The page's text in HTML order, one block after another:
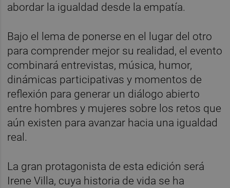
abordar la igualdad desde la empatía.
Bajo el lema de ponerse en el lugar del otro
para comprender mejor su realidad, el evento
combinará entrevistas, música, humor,
dinámicas participativas y momentos de
reflexión para generar un diálogo abierto
entre hombres y mujeres sobre los retos que
aún existen para avanzar hacia una igualdad
real.
La gran protagonista de esta edición será
Irene Villa, cuya historia de vida se ha